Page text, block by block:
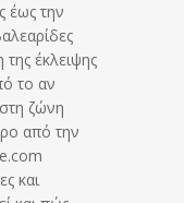
έως την
έκλειψης
το αν
ζώνη
από την
και